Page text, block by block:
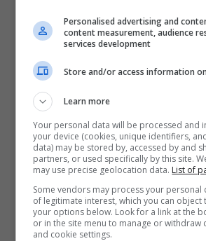
Personalised advertising and
content measurement, audience
services development
Store and/or access information
Learn more
Your personal data will be processed and
your device (cookies, unique identifiers,
data) may be stored by, accessed by and
partners, or used specifically by this site.
may use precise geolocation data. List of
Some vendors may process your personal
of legitimate interest, which you can object
your options below. Look for a link at the
or in the site menu to manage or withdraw
and cookie settings.